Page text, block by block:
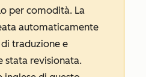
per comodità. La
automaticamente
traduzione e
stata revisionata.